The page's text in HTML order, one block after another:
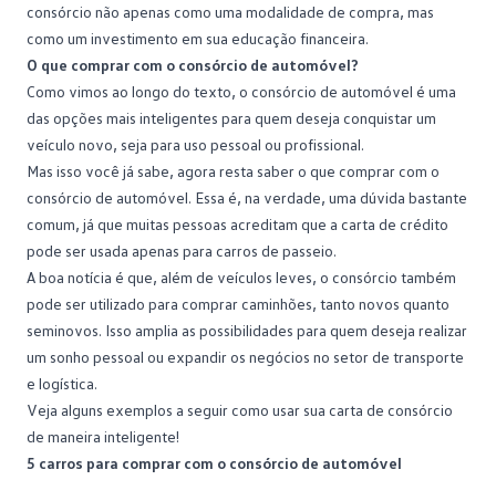
consórcio não apenas como uma modalidade de compra, mas
como um investimento em sua educação financeira.
O que comprar com o consórcio de automóvel?
Como vimos ao longo do texto, o consórcio de automóvel é uma
das opções mais inteligentes para quem deseja conquistar um
veículo novo, seja para uso pessoal ou profissional.
Mas isso você já sabe, agora resta saber o que comprar com o
consórcio de automóvel. Essa é, na verdade, uma dúvida bastante
comum, já que muitas pessoas acreditam que a carta de crédito
pode ser usada apenas para carros de passeio.
A boa notícia é que, além de veículos leves, o consórcio também
pode ser utilizado para comprar caminhões, tanto novos quanto
seminovos. Isso amplia as possibilidades para quem deseja realizar
um sonho pessoal ou expandir os negócios no setor de transporte
e logística.
Veja alguns exemplos a seguir como usar sua carta de consórcio
de maneira inteligente!
5 carros para comprar com o consórcio de automóvel